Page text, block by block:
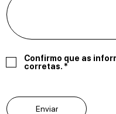
Confirmo que as
corretas. *
Enviar